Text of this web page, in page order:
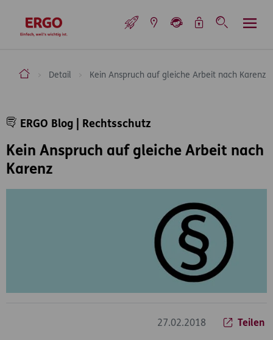
zur Startseite
ERGO Versicherung Aktiengesellschaft
Detail Kein Anspruch auf gleiche Arbeit nach Karenz
Kein Anspruch auf gleiche Arbeit nach
Karenz
ERGO Blog | Rechtsschutz
27.02.2018 Teilen